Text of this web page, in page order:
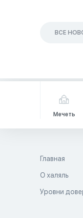
ВСЕ
Мечеть
Главная
О халяль
Уровни